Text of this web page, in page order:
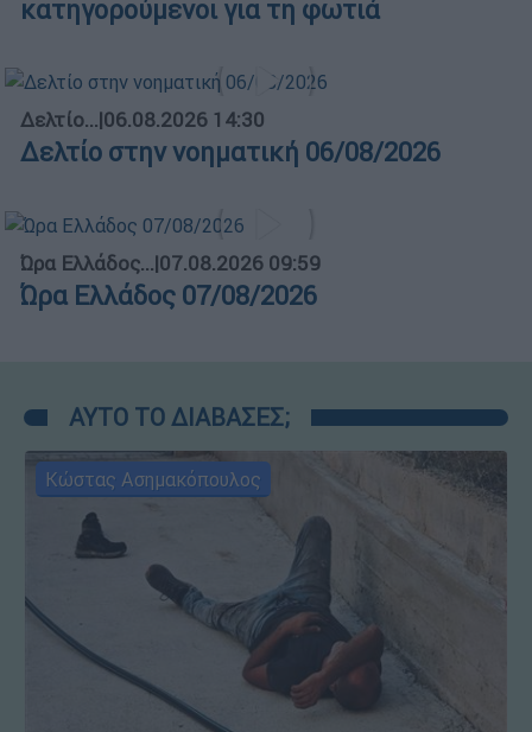
κατηγορούμενοι για τη φωτιά
Δελτίο...|06.08.2026 14:30
Δελτίο στην νοηματική 06/08/2026
Ώρα Ελλάδος...|07.08.2026 09:59
Ώρα Ελλάδος 07/08/2026
ΑΥΤΟ ΤΟ ΔΙΑΒΑΣΕΣ;
Κώστας Ασημακόπουλος